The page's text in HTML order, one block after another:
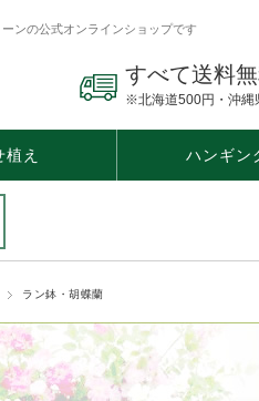
ンの公式オンラインショップです
すべて送料
※北海道500円・沖縄
植え ハンギン
ラン鉢・胡蝶蘭